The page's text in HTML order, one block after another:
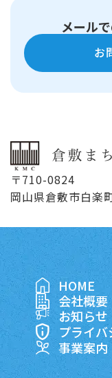
メール
お
〒710-0824
岡山県倉敷市白楽
HOME
会社概要
お知らせ
プライ
事業案内